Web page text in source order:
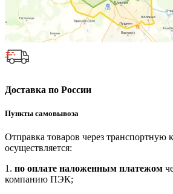
Доставка по России
Пункты самовывоза
Отправка товаров через транспортную
осуществляется:
1. по оплате наложенным платежом
компанию ПЭК;